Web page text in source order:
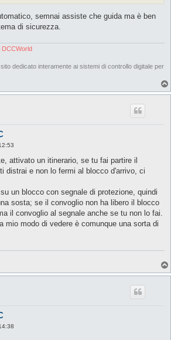
semnai assiste che guida ma è ben
di sicurezza.
DCCWorld
dedicato interamente ai sistemi di controllo digitale per
attivato un itinerario, se tu fai partire il
distrai e non lo fermi al blocco d'arrivo, ci
un blocco con segnale di protezione, quindi
sosta; se il convoglio non ha libero il blocco
il convoglio al segnale anche se tu non lo fai.
mio modo di vedere è comunque una sorta di